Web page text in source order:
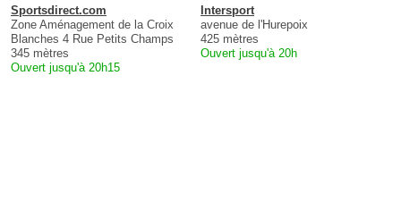
Sportsdirect.com
Zone Aménagement de la Croix
Blanches 4 Rue Petits Champs
345 mètres
Ouvert jusqu'à 20h15
Intersport
avenue de l'Hurepoix
425 mètres
Ouvert jusqu'à 20h